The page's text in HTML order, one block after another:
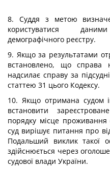
8. Суддя з метою
користуватися
демографічного реєстру.
9. Якщо за результатами
встановлено, що справа
надсилає справу за
статтею 31 цього Кодексу.
10. Якщо отримана судом
встановити
порядку місце проживання
суд вирішує питання про
Подальший виклик такої
здійснюється через
судової влади України.